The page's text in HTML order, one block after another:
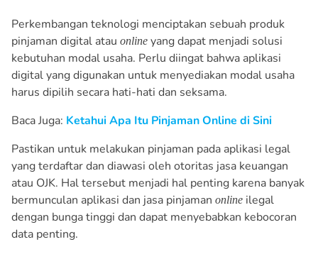
Perkembangan teknologi menciptakan sebuah produk
pinjaman digital atau online yang dapat menjadi solusi
kebutuhan modal usaha. Perlu diingat bahwa aplikasi
digital yang digunakan untuk menyediakan modal usaha
harus dipilih secara hati-hati dan seksama.
Baca Juga: Ketahui Apa Itu Pinjaman Online di Sini
Pastikan untuk melakukan pinjaman pada aplikasi legal
yang terdaftar dan diawasi oleh otoritas jasa keuangan
atau OJK. Hal tersebut menjadi hal penting karena banyak
bermunculan aplikasi dan jasa pinjaman online ilegal
dengan bunga tinggi dan dapat menyebabkan kebocoran
data penting.